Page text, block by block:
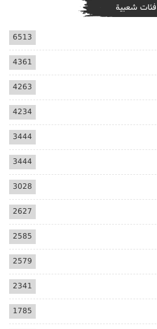
فئات شعبية
6513
4361
4263
4234
3444
3444
3028
2627
2585
2579
2341
1785